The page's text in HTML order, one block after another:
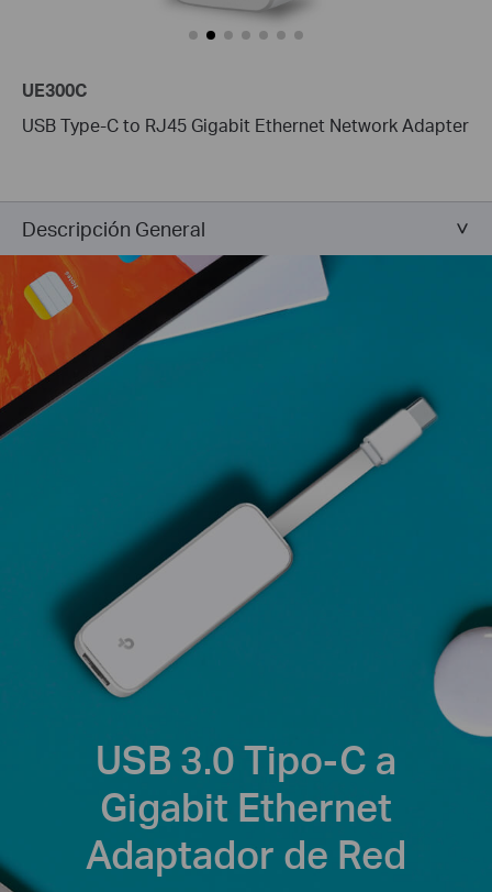
UE300C
USB Type-C to RJ45 Gigabit Ethernet Network Adapter
Descripción General
USB 3.0 Tipo-C a
Gigabit Ethernet
Adaptador de Red